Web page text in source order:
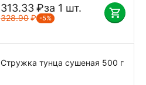
313.33 ₽за 1 шт.
328.90 ₽ -5%
Стружка тунца сушеная 500 г